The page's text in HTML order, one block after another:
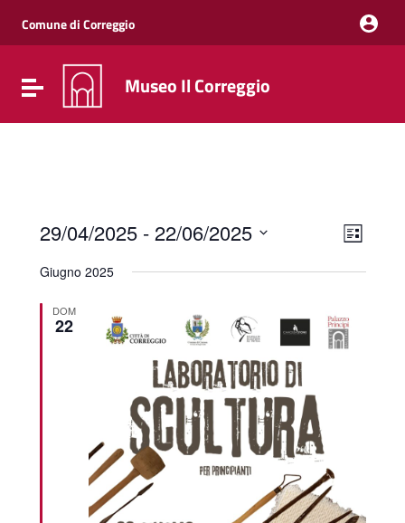
Vai al menu di navigazione
Vai al footer
Comune di Correggio
Attiva / disattiva la navigazione
Museo Il Correggio
Viste
Viste
Elenco
29/04/2025 - 22/06/2025
la
Giugno 2025
DOM
22